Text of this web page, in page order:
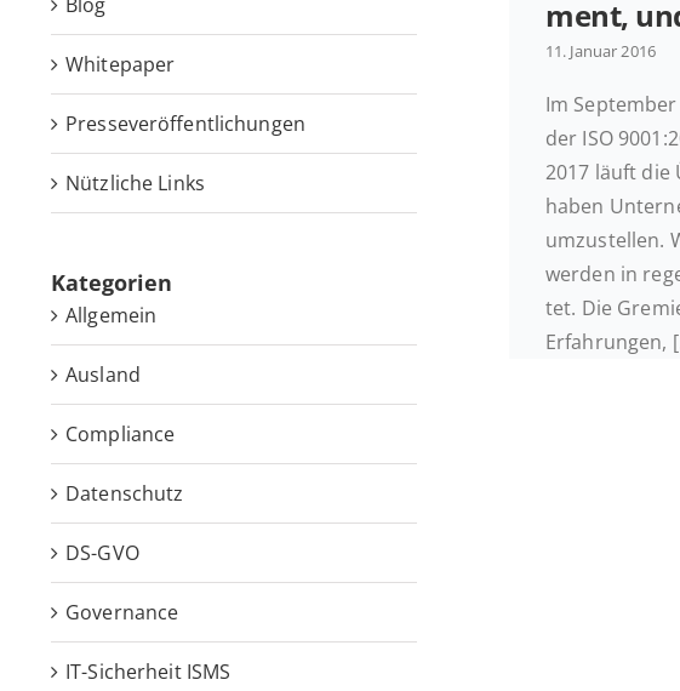
ment,
11. Januar 2016
Im
der ISO
2017 läuft die
haben
um­zu­stel­len.
werden in
tet. Die
Erfahrungen,
White­pa­per
Pres­se­ver­öf­fent­li­chun­gen
Nütz­li­che Links
Ka­te­go­rien
Allgemein
Ausland
Compliance
Datenschutz
DS-GVO
Governance
IT-Sicherheit ISMS